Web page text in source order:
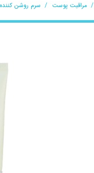
مراقبت پوست سرم روشن